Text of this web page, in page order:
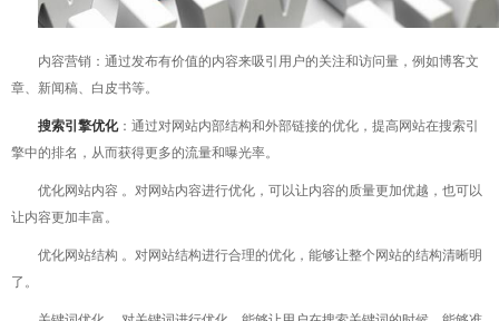
内容营销：通过发布有价值的内容来吸引用户的关注和访问量，例如博客文
章、新闻稿、白皮书等。
搜索引擎优化：通过对网站内部结构和外部链接的优化，提高网站在搜索引
擎中的排名，从而获得更多的流量和曝光率。
优化网站内容 。对网站内容进行优化，可以让内容的质量更加优越，也可以
让内容更加丰富。
优化网站结构 。对网站结构进行合理的优化，能够让整个网站的结构清晰明
了。